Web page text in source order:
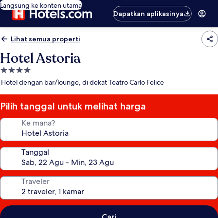
Langsung ke konten utama
Dapatkan aplikasinya
Lihat semua properti
Hotel Astoria
Properti
bintang
Hotel dengan bar/lounge, di dekat Teatro Carlo Felice
Pilih tanggal untuk melihat harga
Ke mana?
Tanggal
Traveler